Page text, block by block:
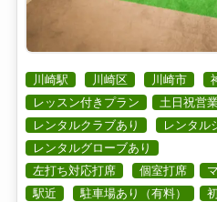
川崎駅 川崎区 川崎市
レッスン付きプラン
土日祝営
レンタルクラブあり
レンタル
レンタルグローブあり
左打ち対応打席
個室打席
駅近
駐車場あり（有料）